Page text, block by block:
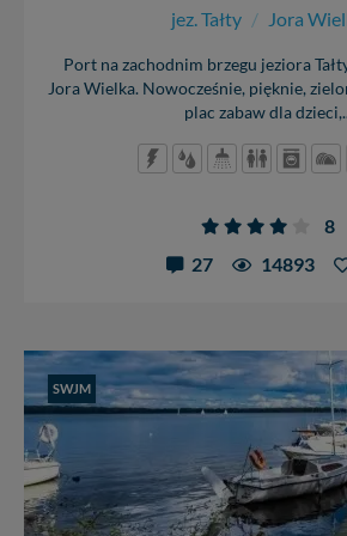
jez. Tałty / Jora
Port na zachodnim brzegu jeziora
Jora Wielka. Nowocześnie, pięknie,
plac zabaw dla
8
27
14893
SWJM